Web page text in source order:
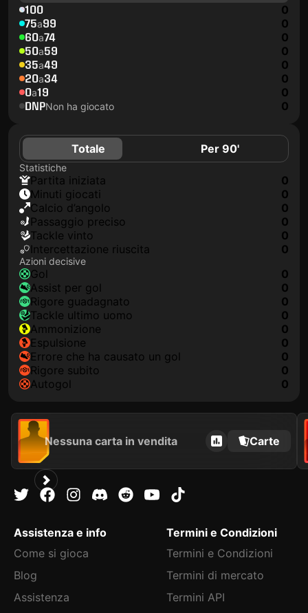
100 0
75a99 0
60a74 0
50a59 0
35a49 0
20a34 0
0a19 0
DNPNon ha giocato 0
Totale Per 90'
Statistiche
Partita iniziata
0
Minuti giocati
0
Calcio d’angolo
0
Passaggio preciso
0
Tackle vinto
0
Intercettazione riuscita
0
Azioni decisive
Gol
0
Assist per gol
0
Rigore guadagnato
0
Tackle ultimo uomo
0
Ammonizione
0
Espulsione
0
Errore che ha causato un gol
0
Rigore subito
0
Autogol
0
Nessuna carta in vendita Carte
Assistenza e info
Come si gioca
Blog
Assistenza
Termini e Condizioni
Termini e Condizioni
Termini di mercato
Termini API